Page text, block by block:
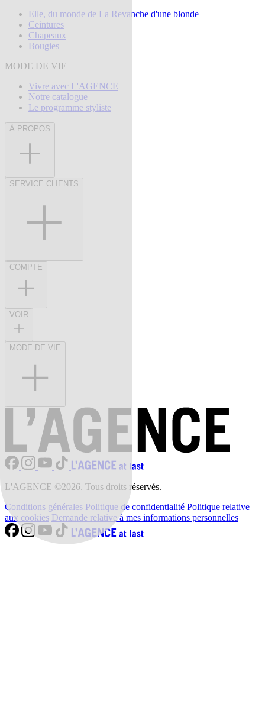
Elle, du monde de La Revanche d'une blonde
Ceintures
Chapeaux
Bougies
MODE DE VIE
Vivre avec L'AGENCE
Notre catalogue
Le programme styliste
À PROPOS
SERVICE CLIENTS
COMPTE
VOIR
MODE DE VIE
L'AGENCE ©2026. Tous droits réservés.
Conditions générales Politique de confidentialité Politique relative
aux cookies Demande relative à mes informations personnelles